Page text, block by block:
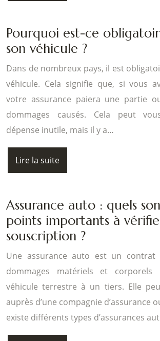
Pourquoi est-ce
son véhicule ?
Dans de nombreux pays, il est
véhicule. Cela signifie que, si vous
votre assurance paiera une partie
dommages causés. Cela peut
dépense inutile, mais il y a…
Lire la suite
Assurance auto : quels
points importants à
souscription ?
Une assurance auto est un contrat
dommages matériels et corporels
véhicule terrestre à un tiers. Elle
auprès d’une compagnie d’assurance
existe différents types d’assurances